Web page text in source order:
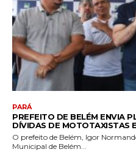
PARÁ
PREFEITO DE BELÉM ENVIA
DÍVIDAS DE MOTOTAXISTAS
O prefeito de Belém, Igor
Municipal de Belém...